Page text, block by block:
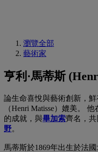
瀏覽全部
藝術家
亨利·馬蒂斯
論生命喜悅與藝術創新，
（Henri Matisse）媲美。 他
的成就，與畢加索齊名，
野。
馬蒂斯於1869年出生於法